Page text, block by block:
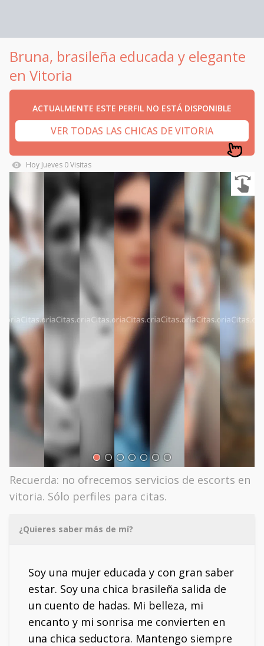
Bruna, brasileña educada y elegante
en Vitoria
ACTUALMENTE ESTE PERFIL NO ESTÁ DISPONIBLE
VER TODAS LAS CHICAS DE VITORIA
Hoy Jueves 0Visitas
Recuerda: no ofrecemos servicios de escorts en
vitoria. Sólo perfiles para citas.
¿Quieres saber más de mí?
Soy una mujer educada y con gran saber
estar. Soy una chica brasileña salida de
un cuento de hadas. Mi belleza, mi
encanto y mi sonrisa me convierten en
una chica seductora. Mantengo siempre